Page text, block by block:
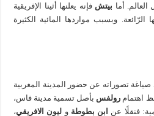
أما بيتش فإنه يعلنها أثينا الإفريقية
الرّائعة. وبسبب مواردها المائية الكثيرة
تصوراته عن حضور المدينة المغربية
اهتمام رولفس بأصل تسمية مدينة فاس،
فنقلًا عن
ابن بطوطة و ليون الافريقي،